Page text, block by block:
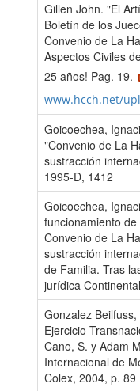
Gillen John. "El
Boletín de los
Convenio de La
Aspectos Civiles
25 años! Pag. 19.
www.hcch.net/
Goicoechea,
"Convenio de La
sustracción
1995-D, 1412
Goicoechea,
funcionamiento
Convenio de La
sustracción
de Familia. Tras
jurídica
Gonzalez
Ejercicio
Cano, S. y Adam
Internacional de
Colex, 2004, p. 89